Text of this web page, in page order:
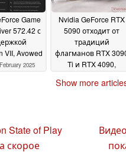
Game
572.42 с
VII, Avowed
2025
Nvidia GeForce RTX
5090 отходит от
традиций
флагманов RTX
Ti и RTX 4090,
VRAM ECC для
Show more
State of Play
скорое